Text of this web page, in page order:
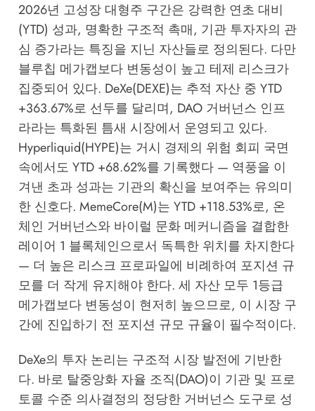
2026년 고성장 대형주 구간은 강력한 연초 대비
(YTD) 성과, 명확한 구조적 촉매, 기관 투자자의 관
심 증가라는 특징을 지닌 자산들로 정의된다. 다만
블루칩 메가캡보다 변동성이 높고 테제 리스크가
집중되어 있다. DeXe(DEXE)는 추적 자산 중 YTD
+363.67%로 선두를 달리며, DAO 거버넌스 인프
라라는 특화된 틈새 시장에서 운영되고 있다.
Hyperliquid(HYPE)는 거시 경제의 위험 회피 국면
속에서도 YTD +68.62%를 기록했다 — 역풍을 이
겨낸 초과 성과는 기관의 확신을 보여주는 유의미
한 신호다. MemeCore(M)는 YTD +118.53%로, 온
체인 거버넌스와 바이럴 문화 메커니즘을 결합한
레이어 1 블록체인으로서 독특한 위치를 차지한다
— 더 높은 리스크 프로파일에 비례하여 포지션 규
모를 더 작게 유지해야 한다. 세 자산 모두 1등급
메가캡보다 변동성이 현저히 높으므로, 이 시장 구
간에 진입하기 전 포지션 규모 규율이 필수적이다.
DeXe의 투자 논리는 구조적 시장 발전에 기반한
다. 바로 탈중앙화 자율 조직(DAO)이 기관 및 프로
토콜 수준 의사결정의 정당한 거버넌스 도구로 성